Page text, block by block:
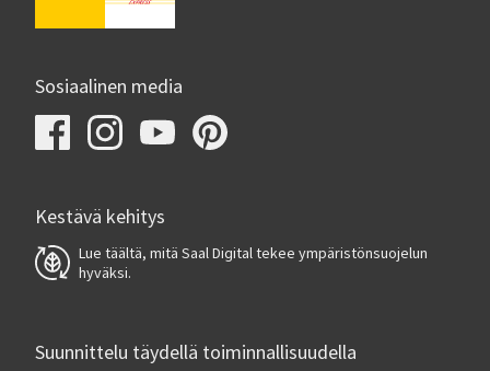
Sosiaalinen media
Kestävä kehitys
Lue täältä, mitä Saal Digital tekee ympäristönsuojelun
hyväksi.
Suunnittelu täydellä toiminnallisuudella